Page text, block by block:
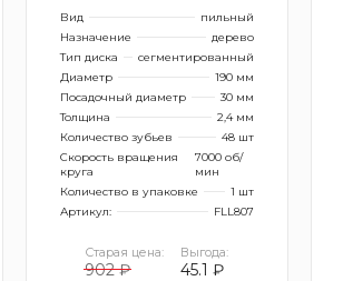
Вид
пильный
Назначение
дерево
Тип диска
сегментированный
Диаметр
190 мм
Посадочный диаметр
30 мм
Толщина
2,4 мм
Количество зубьев
48 шт
Скорость вращения
круга
7000 об/
мин
Количество в упаковке
1 шт
Артикул:
FLL807
Старая цена:
902 ₽
Выгода:
45.1 ₽